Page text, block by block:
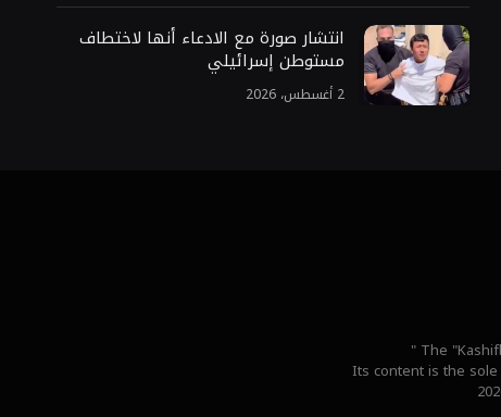
انتشار صورة مع الادعاء أنها لاختطاف
مستوطن إسرائيلي
2 أغسطس، 2026
" The
Its content is the